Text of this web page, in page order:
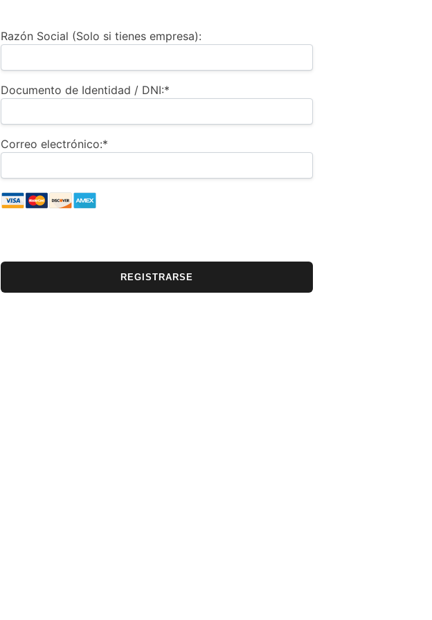
Razón Social (Solo si tienes empresa):
Documento de Identidad / DNI:*
Correo electrónico:*
Sin valor